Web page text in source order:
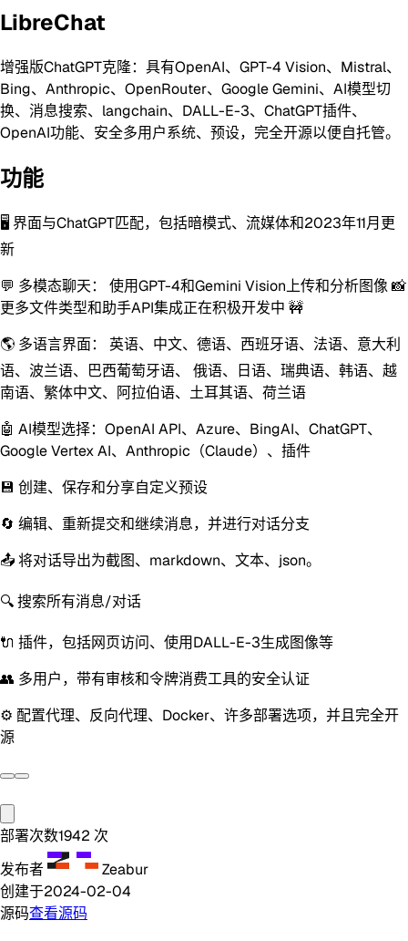
LibreChat
增强版ChatGPT克隆：具有OpenAI、GPT-4 Vision、Mistral、
Bing、Anthropic、OpenRouter、Google Gemini、AI模型切
换、消息搜索、langchain、DALL-E-3、ChatGPT插件、
OpenAI功能、安全多用户系统、预设，完全开源以便自托管。
功能
🖥️ 界面与ChatGPT匹配，包括暗模式、流媒体和2023年11月更
新
💬 多模态聊天： 使用GPT-4和Gemini Vision上传和分析图像 📸
更多文件类型和助手API集成正在积极开发中 🚧
🌎 多语言界面： 英语、中文、德语、西班牙语、法语、意大利
语、波兰语、巴西葡萄牙语、 俄语、日语、瑞典语、韩语、越
南语、繁体中文、阿拉伯语、土耳其语、荷兰语
🤖 AI模型选择：OpenAI API、Azure、BingAI、ChatGPT、
Google Vertex AI、Anthropic（Claude）、插件
💾 创建、保存和分享自定义预设
🔄 编辑、重新提交和继续消息，并进行对话分支
📤 将对话导出为截图、markdown、文本、json。
🔍 搜索所有消息/对话
🔌 插件，包括网页访问、使用DALL-E-3生成图像等
👥 多用户，带有审核和令牌消费工具的安全认证
⚙️ 配置代理、反向代理、Docker、许多部署选项，并且完全开
源
部署次数1942 次
发布者
Zeabur
创建于2024-02-04
源码查看源码